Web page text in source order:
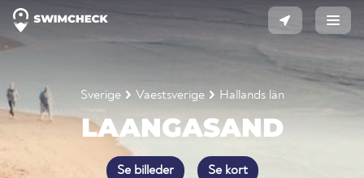
Sverige Vaestsverige Hallands län
LAANGASAND
Se billeder Se kort